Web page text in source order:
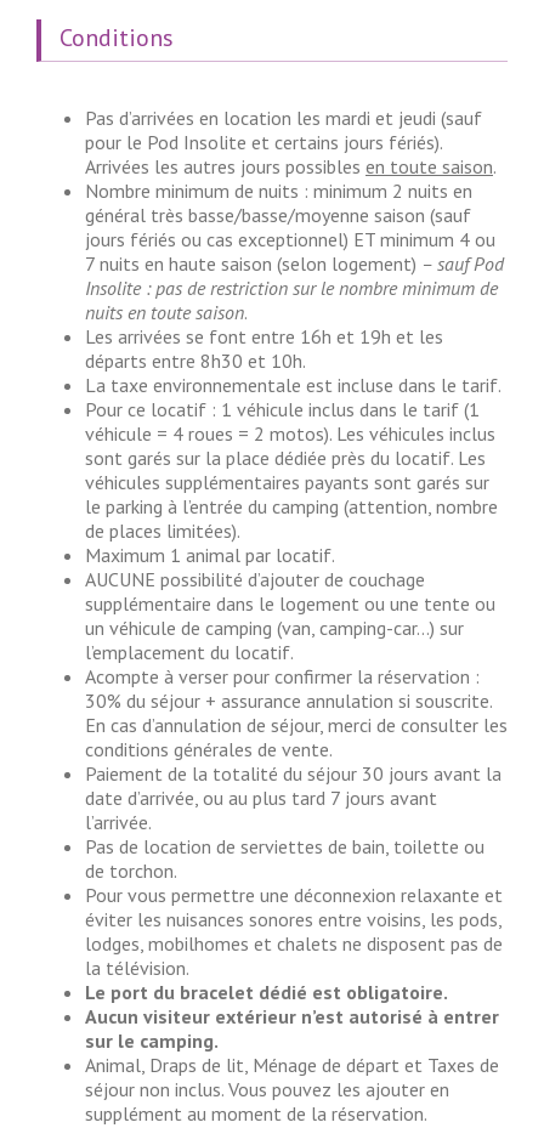
Conditions
Pas d’arrivées en location les mardi et jeudi (sauf
pour le Pod Insolite et certains jours fériés).
Arrivées les autres jours possibles en toute saison.
Nombre minimum de nuits : minimum 2 nuits en
général très basse/basse/moyenne saison (sauf
jours fériés ou cas exceptionnel) ET minimum 4 ou
7 nuits en haute saison (selon logement) – sauf Pod
Insolite : pas de restriction sur le nombre minimum de
nuits en toute saison.
Les arrivées se font entre 16h et 19h et les
départs entre 8h30 et 10h.
La taxe environnementale est incluse dans le tarif.
Pour ce locatif : 1 véhicule inclus dans le tarif (1
véhicule = 4 roues = 2 motos). Les véhicules inclus
sont garés sur la place dédiée près du locatif. Les
véhicules supplémentaires payants sont garés sur
le parking à l’entrée du camping (attention, nombre
de places limitées).
Maximum 1 animal par locatif.
AUCUNE possibilité d’ajouter de couchage
supplémentaire dans le logement ou une tente ou
un véhicule de camping (van, camping-car…) sur
l’emplacement du locatif.
Acompte à verser pour confirmer la réservation :
30% du séjour + assurance annulation si souscrite.
En cas d’annulation de séjour, merci de consulter les
conditions générales de vente.
Paiement de la totalité du séjour 30 jours avant la
date d’arrivée, ou au plus tard 7 jours avant
l’arrivée.
Pas de location de serviettes de bain, toilette ou
de torchon.
Pour vous permettre une déconnexion relaxante et
éviter les nuisances sonores entre voisins, les pods,
lodges, mobilhomes et chalets ne disposent pas de
la télévision.
Le port du bracelet dédié est obligatoire.
Aucun visiteur extérieur n’est autorisé à entrer
sur le camping.
Animal, Draps de lit, Ménage de départ et Taxes de
séjour non inclus. Vous pouvez les ajouter en
supplément au moment de la réservation.